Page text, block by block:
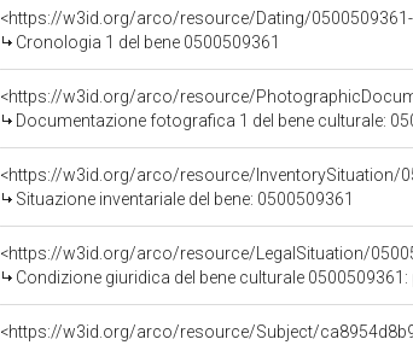
<https://w3id.org/arco/resource/Dating/
Cronologia 1 del bene 0500509361
<https://w3id.org/arco/resource/
Documentazione fotografica 1 del bene culturale:
<https://w3id.org/arco/resource/InventorySituation/
Situazione inventariale del bene: 0500509361
<https://w3id.org/arco/resource/LegalSituation/
Condizione giuridica del bene culturale
<https://w3id.org/arco/resource/Subject/